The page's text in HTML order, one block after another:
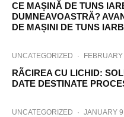
CE MAȘINĂ DE TUNS
DUMNEAVOASTRĂ?
DE MAȘINI DE TUNS
UNCATEGORIZED ·
RÃCIREA CU LICHID:
DATE DESTINATE
UNCATEGORIZED · JANUARY